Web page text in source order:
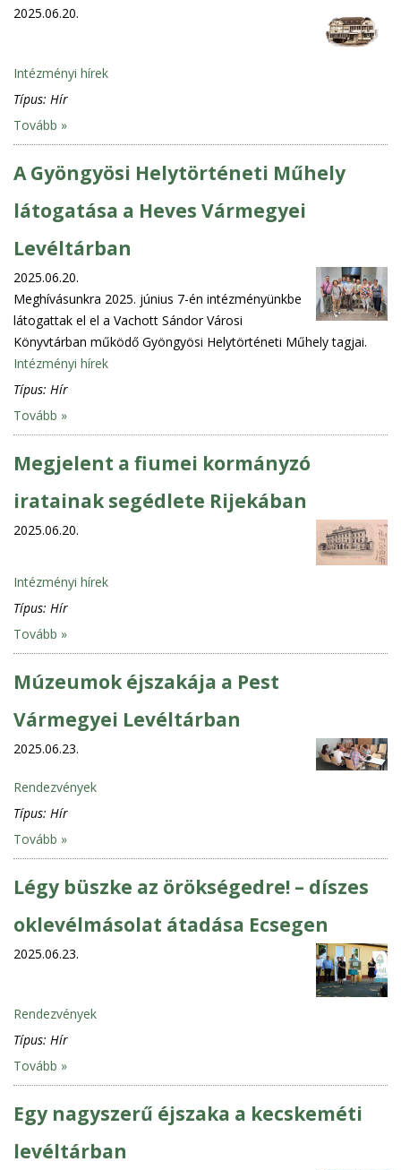
2025.06.20.
Intézményi hírek
Típus: Hír
Tovább »
A Gyöngyösi Helytörténeti Műhely
látogatása a Heves Vármegyei
Levéltárban
2025.06.20.
Meghívásunkra 2025. június 7-én intézményünkbe
látogattak el el a Vachott Sándor Városi
Könyvtárban működő Gyöngyösi Helytörténeti Műhely tagjai.
Intézményi hírek
Típus: Hír
Tovább »
Megjelent a fiumei kormányzó
iratainak segédlete Rijekában
2025.06.20.
Intézményi hírek
Típus: Hír
Tovább »
Múzeumok éjszakája a Pest
Vármegyei Levéltárban
2025.06.23.
Rendezvények
Típus: Hír
Tovább »
Légy büszke az örökségedre! – díszes
oklevélmásolat átadása Ecsegen
2025.06.23.
Rendezvények
Típus: Hír
Tovább »
Egy nagyszerű éjszaka a kecskeméti
levéltárban